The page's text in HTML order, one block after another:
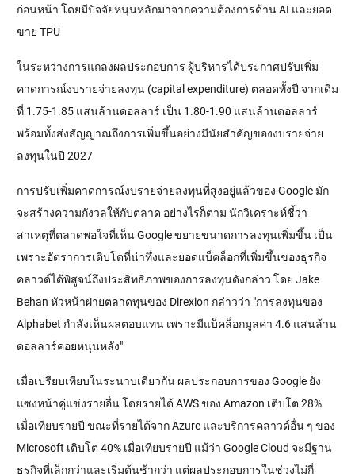
ก่อนหน้า โดยมีปัจจัยหนุนหลักมาจากความต้องการด้าน AI และยอด
ขาย TPU
ในระหว่างการแถลงผลประกอบการ ผู้บริหารได้ประกาศปรับเพิ่ม
คาดการณ์งบรายจ่ายลงทุน (capital expenditure) ตลอดทั้งปี จากเดิม
ที่ 1.75-1.85 แสนล้านดอลลาร์ เป็น 1.80-1.90 แสนล้านดอลลาร์
พร้อมทั้งส่งสัญญาณถึงการเพิ่มขึ้นอย่างมีนัยสำคัญของงบรายจ่าย
ลงทุนในปี 2027
การปรับเพิ่มคาดการณ์งบรายจ่ายลงทุนที่สูงอยู่แล้วของ Google มัก
จะสร้างความกังวลให้กับตลาด อย่างไรก็ตาม นักวิเคราะห์ชี้ว่า
สาเหตุที่ตลาดพอใจที่เห็น Google ขยายขนาดการลงทุนเพิ่มขึ้น เป็น
เพราะอัตราการเติบโตที่น่าทึ่งและยอดแบ็คล็อกที่เพิ่มขึ้นของธุรกิจ
คลาวด์ได้พิสูจน์ถึงประสิทธิภาพของการลงทุนดังกล่าว โดย Jake
Behan หัวหน้าฝ่ายตลาดทุนของ Direxion กล่าวว่า "การลงทุนของ
Alphabet กำลังเห็นผลตอบแทน เพราะมีแบ็คล็อกมูลค่า 4.6 แสนล้าน
ดอลลาร์คอยหนุนหลัง"
เมื่อเปรียบเทียบในระนาบเดียวกัน ผลประกอบการของ Google ยัง
แซงหน้าคู่แข่งรายอื่น โดยรายได้ AWS ของ Amazon เติบโต 28%
เมื่อเทียบรายปี ขณะที่รายได้จาก Azure และบริการคลาวด์อื่น ๆ ของ
Microsoft เติบโต 40% เมื่อเทียบรายปี แม้ว่า Google Cloud จะมีฐาน
ธุรกิจที่เล็กกว่าและเริ่มต้นช้ากว่า แต่ผลประกอบการในช่วงไม่กี่